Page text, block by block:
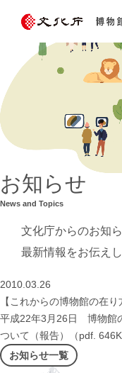
お知らせ
News and Topics
文化庁からのお知
最新情報をお伝えし
2010.03.26
【これからの博物館の在
平成22年3月26日 博物館
ついて（報告）（pdf.
お知らせ一覧